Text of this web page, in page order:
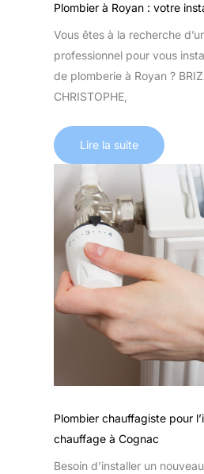
Plombier à Royan : votre
Vous êtes à la recherche
professionnel pour vous
de plomberie à Royan ?
CHRISTOPHE,
Lire la suite
Plombier chauffagiste pour
chauffage à Cognac
Besoin d’installer un